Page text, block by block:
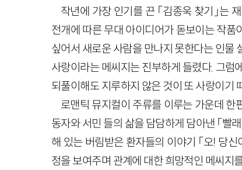
작년에 가장 인기를 끈 「김종욱 찾기」는
전개에 따른 무대 아이디어가 돋보이는 작
싶어서 새로운 사람을 만나지 못한다는 인물
사랑이라는 메씨지는 진부하게 들렸다. 그럼
되풀이해도 지루하지 않은 것이 또 사랑이기
로맨틱 뮤지컬이 주류를 이루는 가운데
동자와 서민 들의 삶을 담담하게 담아낸 「빨
해 있는 버림받은 환자들의 이야기 「오! 당
정을 보여주며 관계에 대한 희망적인 메씨지